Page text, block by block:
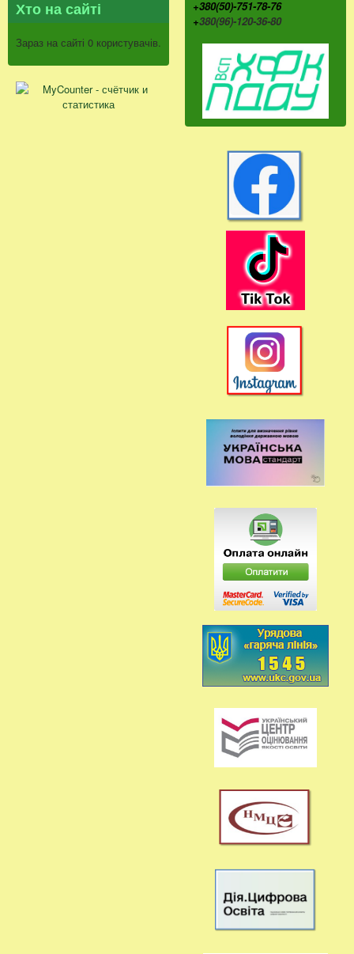
Хто на сайті
Зараз на сайті 0 користувачів.
+380(50)-751-78-76
+380(96)-120-36-80